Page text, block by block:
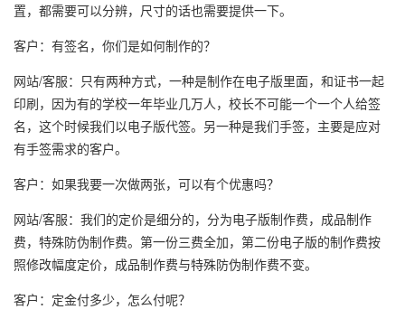
置，都需要可以分辨，尺寸的话也需要提供一下。
客户：有签名，你们是如何制作的？
网站/客服：只有两种方式，一种是制作在电子版里面，和证书一起
印刷，因为有的学校一年毕业几万人，校长不可能一个一个人给签
名，这个时候我们以电子版代签。另一种是我们手签，主要是应对
有手签需求的客户。
客户：如果我要一次做两张，可以有个优惠吗？
网站/客服：我们的定价是细分的，分为电子版制作费，成品制作
费，特殊防伪制作费。第一份三费全加，第二份电子版的制作费按
照修改幅度定价，成品制作费与特殊防伪制作费不变。
客户：定金付多少，怎么付呢？